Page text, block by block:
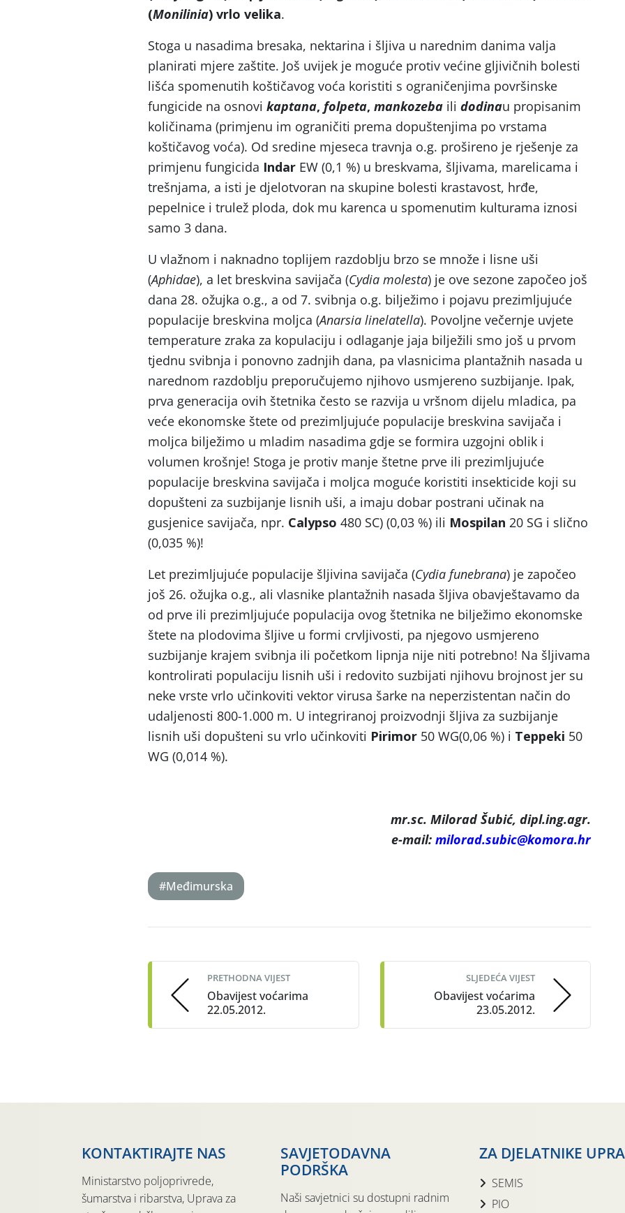
(Monilinia) vrlo velika.
Stoga u nasadima bresaka, nektarina i šljiva u narednim danima valja
planirati mjere zaštite. Još uvijek je moguće protiv većine gljivičnih bolesti
lišća spomenutih koštičavog voća koristiti s ograničenjima površinske
fungicide na osnovi kaptana, folpeta, mankozeba ili dodinau propisanim
količinama (primjenu im ograničiti prema dopuštenjima po vrstama
koštičavog voća). Od sredine mjeseca travnja o.g. prošireno je rješenje za
primjenu fungicida Indar EW (0,1 %) u breskvama, šljivama, marelicama i
trešnjama, a isti je djelotvoran na skupine bolesti krastavost, hrđe,
pepelnice i trulež ploda, dok mu karenca u spomenutim kulturama iznosi
samo 3 dana.
U vlažnom i naknadno toplijem razdoblju brzo se množe i lisne uši
(Aphidae), a let breskvina savijača (Cydia molesta) je ove sezone započeo još
dana 28. ožujka o.g., a od 7. svibnja o.g. bilježimo i pojavu prezimljujuće
populacije breskvina moljca (Anarsia linelatella). Povoljne večernje uvjete
temperature zraka za kopulaciju i odlaganje jaja bilježili smo još u prvom
tjednu svibnja i ponovno zadnjih dana, pa vlasnicima plantažnih nasada u
narednom razdoblju preporučujemo njihovo usmjereno suzbijanje. Ipak,
prva generacija ovih štetnika često se razvija u vršnom dijelu mladica, pa
veće ekonomske štete od prezimljujuće populacije breskvina savijača i
moljca bilježimo u mladim nasadima gdje se formira uzgojni oblik i
volumen krošnje! Stoga je protiv manje štetne prve ili prezimljujuće
populacije breskvina savijača i moljca moguće koristiti insekticide koji su
dopušteni za suzbijanje lisnih uši, a imaju dobar postrani učinak na
gusjenice savijača, npr. Calypso 480 SC) (0,03 %) ili Mospilan 20 SG i slično
(0,035 %)!
Let prezimljujuće populacije šljivina savijača (Cydia funebrana) je započeo
još 26. ožujka o.g., ali vlasnike plantažnih nasada šljiva obavještavamo da
od prve ili prezimljujuće populacija ovog štetnika ne bilježimo ekonomske
štete na plodovima šljive u formi crvljivosti, pa njegovo usmjereno
suzbijanje krajem svibnja ili početkom lipnja nije niti potrebno! Na šljivama
kontrolirati populaciju lisnih uši i redovito suzbijati njihovu brojnost jer su
neke vrste vrlo učinkoviti vektor virusa šarke na neperzistentan način do
udaljenosti 800-1.000 m. U integriranoj proizvodnji šljiva za suzbijanje
lisnih uši dopušteni su vrlo učinkoviti Pirimor 50 WG(0,06 %) i Teppeki 50
WG (0,014 %).
mr.sc. Milorad Šubić, dipl.ing.agr.
e-mail: milorad.subic@komora.hr
#Međimurska
navigation
PRETHODNA VIJEST
Obavijest voćarima
22.05.2012.
SLJEDEĆA VIJEST
Obavijest voćarima
23.05.2012.
KONTAKTIRAJTE NAS
Ministarstvo poljoprivrede,
šumarstva i ribarstva, Uprava za
SAVJETODAVNA
PODRŠKA
Naši savjetnici su dostupni radnim
ZA DJELATNIKE
SEMIS
PIO